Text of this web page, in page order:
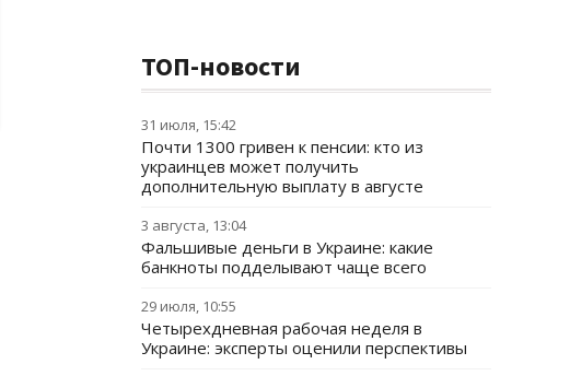
ТОП-новости
31 июля, 15:42
Почти 1300 гривен к пенсии: кто из
украинцев может получить
дополнительную выплату в августе
3 августа, 13:04
Фальшивые деньги в Украине: какие
банкноты подделывают чаще всего
29 июля, 10:55
Четырехдневная рабочая неделя в
Украине: эксперты оценили перспективы